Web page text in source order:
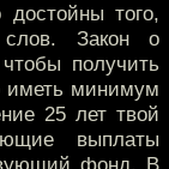
того,
Закон о
получить
иметь минимум
25 лет твой
выплаты